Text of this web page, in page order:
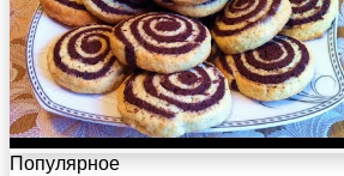
Популярное